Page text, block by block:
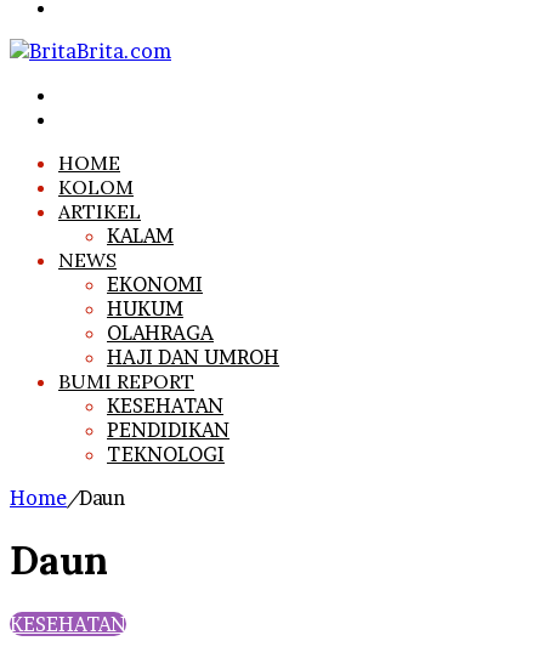
HOME
KOLOM
ARTIKEL
KALAM
NEWS
EKONOMI
HUKUM
OLAHRAGA
HAJI DAN UMROH
BUMI REPORT
KESEHATAN
PENDIDIKAN
TEKNOLOGI
Home/Daun
Daun
KESEHATAN